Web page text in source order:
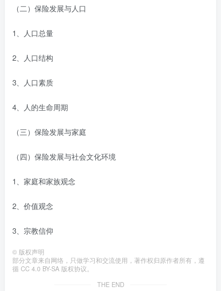
（二）保险发展与人口
1、人口总量
2、人口结构
3、人口素质
4、人的生命周期
（三）保险发展与家庭
（四）保险发展与社会文化环境
1、家庭和家族观念
2、价值观念
3、宗教信仰
© 版权声明
部分文章来自网络，只做学习和交流使用，著作权归原作者所有，遵
循 CC 4.0 BY-SA 版权协议。
THE END